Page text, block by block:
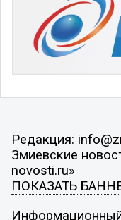
Редакция:
Змиевские
novosti.ru»
ПОКАЗАТЬ